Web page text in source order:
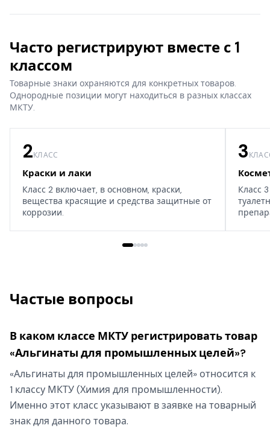
Часто регистрируют вместе с 1
классом
Товарные знаки охраняются для конкретных товаров.
Однородные позиции могут находиться в разных классах
МКТУ.
2КЛАСС
Краски и лаки
Класс 2 включает, в основном, краски,
вещества красящие и средства защитные от
коррозии.
3
Класс
Частые вопросы
В каком классе МКТУ регистрировать товар
«Альгинаты для промышленных целей»?
«Альгинаты для промышленных целей» относится к
1 классу МКТУ (Химия для промышленности).
Именно этот класс указывают в заявке на товарный
знак для данного товара.